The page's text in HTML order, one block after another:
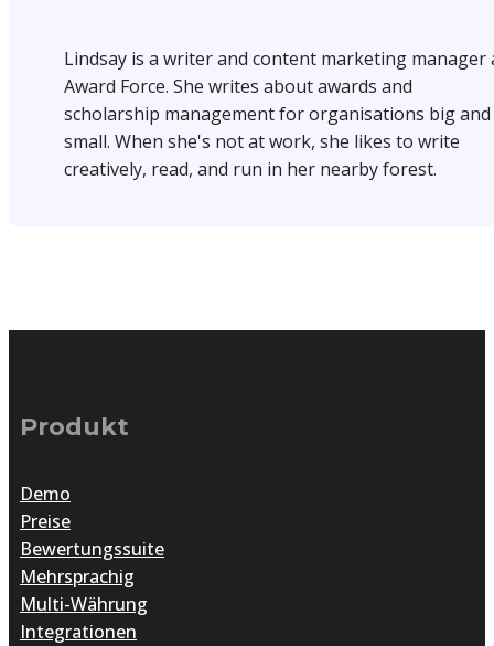
Lindsay is a writer and content marketing manager
Award Force. She writes about awards and
scholarship management for organisations big and
small. When she's not at work, she likes to write
creatively, read, and run in her nearby forest.
Produkt
Demo
Preise
Bewertungssuite
Mehrsprachig
Multi-Währung
Integrationen